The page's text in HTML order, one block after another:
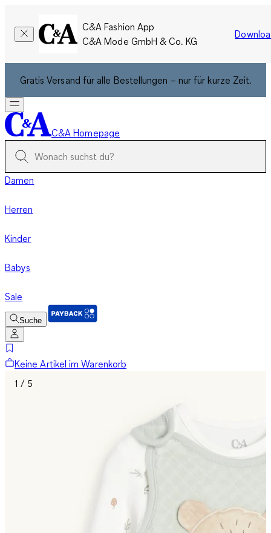
C&A Fashion App
C&A Mode GmbH & Co. KG
Gratis Versand für alle Bestellungen – nur für kurze Zeit.
C&A Homepage
Damen
Herren
Kinder
Babys
Sale
Suche
Keine Artikel im Warenkorb
1 / 5